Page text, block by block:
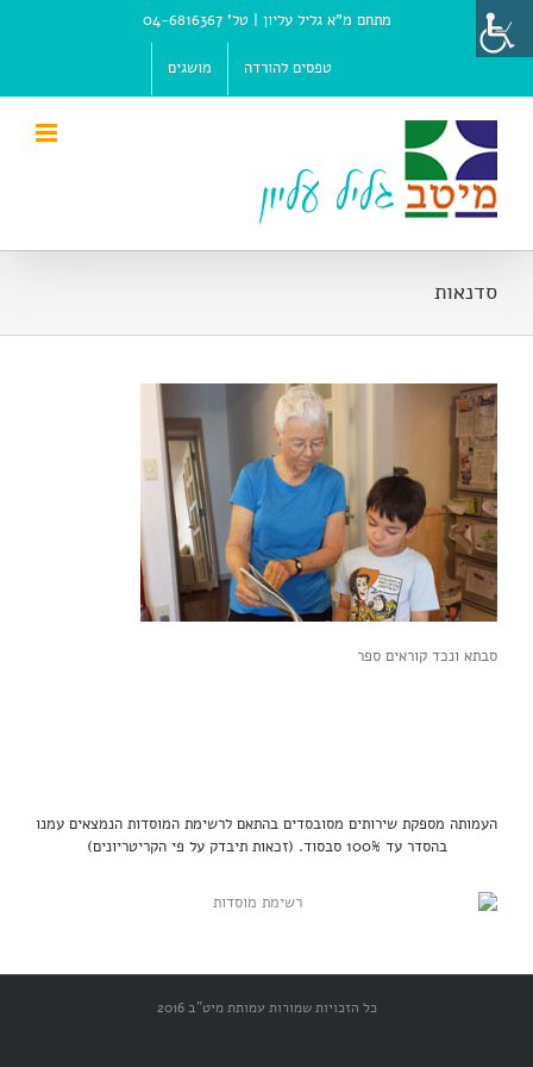
content
מתחם מ"א גליל עליון |טל' 04-6816367
טפסים להורדה מושגים
סדנאות
סבתא ונכד קוראים ספר
העמותה מספקת שירותים מסובסדים בהתאם לרשימת המוסדות הנמצאים עמנו
בהסדר עד 100% סבסוד. (זכאות תיבדק על פי הקריטריונים)
כל הזכויות שמורות עמותת מיט"ב 2016